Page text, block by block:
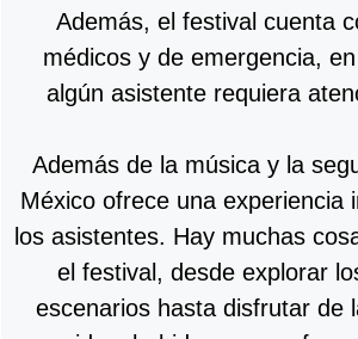
Además, el festival cuenta
médicos y de emergencia,
algún asistente requiera
Además de la música y la
México ofrece una experiencia
los asistentes. Hay muchas
el festival, desde explorar
escenarios hasta disfrutar de